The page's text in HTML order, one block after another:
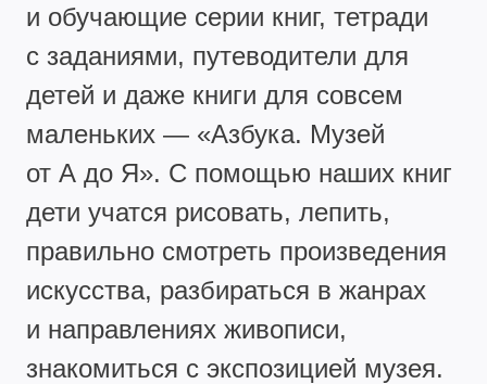
и обучающие серии книг, тетради
с заданиями, путеводители для
детей и даже книги для совсем
маленьких — «Азбука. Музей
от А до Я». С помощью наших книг
дети учатся рисовать, лепить,
правильно смотреть произведения
искусства, разбираться в жанрах
и направлениях живописи,
знакомиться с экспозицией музея.